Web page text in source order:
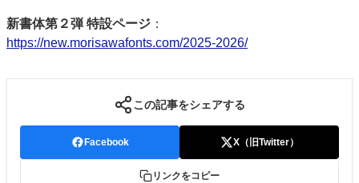
新書体第２弾 特設ページ ：
https://new.morisawafonts.com/2025-2026/
この記事をシェアする
Facebook X（旧Twitter）
リンクをコピー